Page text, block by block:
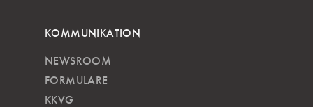
KOMMUNIKATION
NEWSROOM
FORMULARE
KKVG